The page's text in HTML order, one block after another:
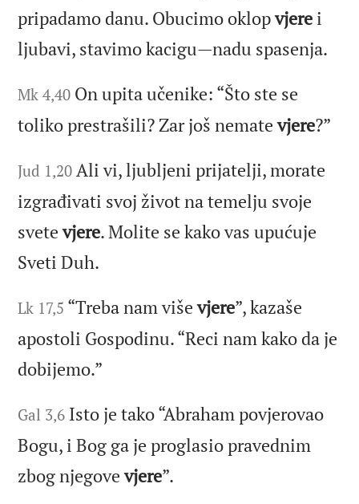
pripadamo danu. Obucimo oklopvjere i
ljubavi, stavimo kacigu—nadu spasenja.
Mk 4,40 On upita učenike: “Što ste se
toliko prestrašili? Zar još nematevjere?”
Jud 1,20 Ali vi, ljubljeni prijatelji, morate
izgrađivati svoj život na temelju svoje
svetevjere. Molite se kako vas upućuje
Sveti Duh.
Lk 17,5 “Treba nam viševjere”, kazaše
apostoli Gospodinu. “Reci nam kako da je
dobijemo.”
Gal 3,6 Isto je tako “Abraham povjerovao
Bogu, i Bog ga je proglasio pravednim
zbog njegovevjere”.